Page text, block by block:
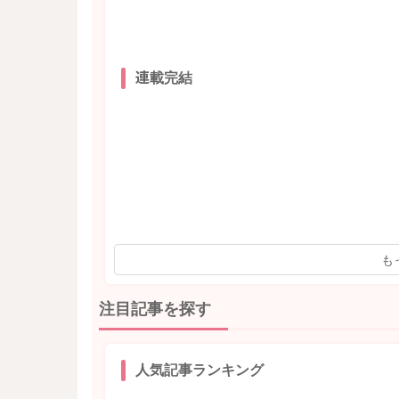
連載完結
も
注目記事を探す
人気記事ランキング